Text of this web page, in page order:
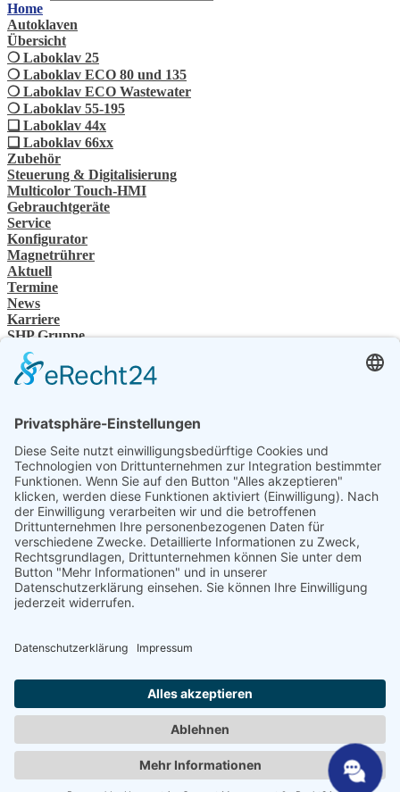
Home
Autoklaven
Übersicht
❍ Laboklav 25
❍ Laboklav ECO 80 und 135
❍ Laboklav ECO Wastewater
❍ Laboklav 55-195
❏ Laboklav 44x
❏ Laboklav 66xx
Zubehör
Steuerung & Digitalisierung
Multicolor Touch-HMI
Gebrauchtgeräte
Service
Konfigurator
Magnetrührer
Aktuell
Termine
News
Karriere
SHP Gruppe
Unternehmensgruppe
Ansprechpartner
Kontakt
SHP Fachwissen
SHP FAQ´s
SHP Downloads
Konfigurator
Sprache auswählen
DE
EN
PL
NL